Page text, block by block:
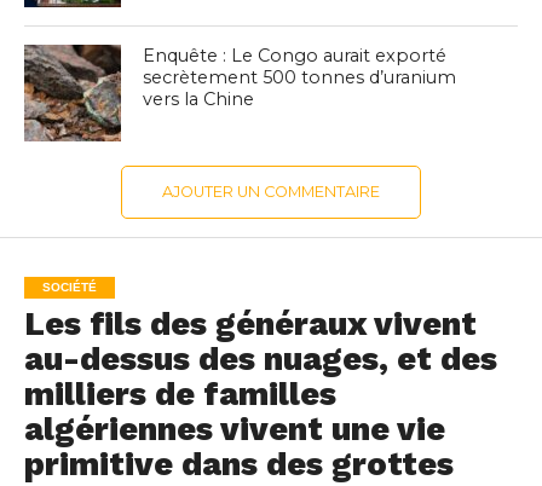
Enquête : Le Congo aurait exporté
secrètement 500 tonnes d’uranium
vers la Chine
AJOUTER UN COMMENTAIRE
SOCIÉTÉ
Les fils des généraux vivent
au-dessus des nuages, et des
milliers de familles
algériennes vivent une vie
primitive dans des grottes